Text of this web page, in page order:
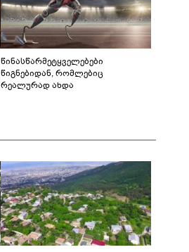
წინასწარმეტყველებები
წიგნებიდან, რომლებიც
რეალურად ახდა